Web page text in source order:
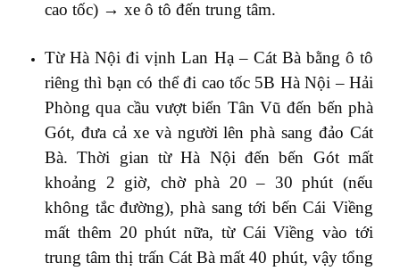
cao tốc) → xe ô tô đến trung tâm.
Từ Hà Nội đi vịnh Lan Hạ – Cát Bà bằng ô tô
riêng thì bạn có thể đi cao tốc 5B Hà Nội – Hải
Phòng qua cầu vượt biển Tân Vũ đến bến phà
Gót, đưa cả xe và người lên phà sang đảo Cát
Bà. Thời gian từ Hà Nội đến bến Gót mất
khoảng 2 giờ, chờ phà 20 – 30 phút (nếu
không tắc đường), phà sang tới bến Cái Viềng
mất thêm 20 phút nữa, từ Cái Viềng vào tới
trung tâm thị trấn Cát Bà mất 40 phút, vậy tổng